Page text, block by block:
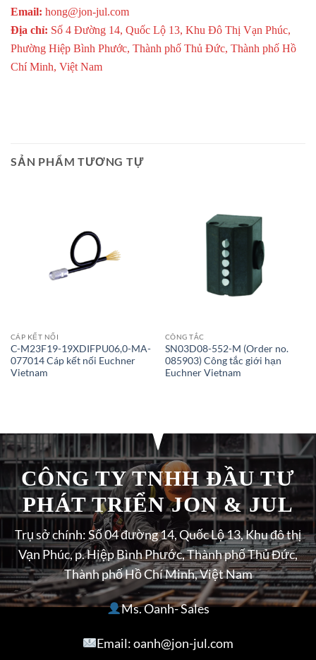
Email: hong@jon-jul.com
Địa chỉ: Số 4 Đường 14, Quốc Lộ 13, Khu Đô Thị Vạn Phúc,
Phường Hiệp Bình Phước, Thành phố Thủ Đức, Thành phố Hồ
Chí Minh, Việt Nam
SẢN PHẨM TƯƠNG TỰ
CÁP KẾT NỐI
C-M23F19-19XDIFPU06,0-MA-
077014 Cáp kết nối Euchner
Vietnam
CÔNG TẮC
SN03D08-552-M (Order no.
085903) Công tắc giới hạn
Euchner Vietnam
CÔNG TY TNHH ĐẦU TƯ
PHÁT TRIỂN JON & JUL
Trụ sở chính: Số 04 đường 14, Quốc Lộ 13, Khu đô thị
Vạn Phúc, p. Hiệp Bình Phước, Thành phố Thủ Đức,
Thành phố Hồ Chí Minh, Việt Nam
Ms. Oanh- Sales
Email: oanh@jon-jul.com